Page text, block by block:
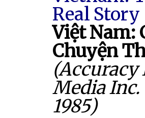
Real Story
Việt Nam:
Chuyện
(Accuracy
Media Inc.
1985)